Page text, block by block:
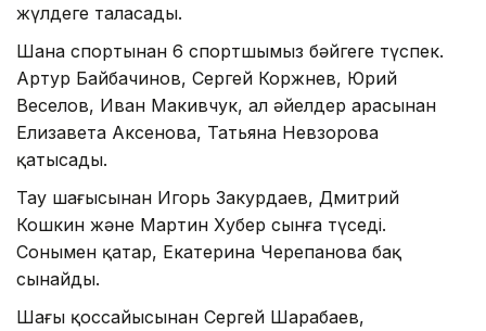
жүлдеге таласады.
Шана спортынан 6 спортшымыз бәйгеге түспек.
Артур Байбачинов, Сергей Коржнев, Юрий
Веселов, Иван Макивчук, ал әйелдер арасынан
Елизавета Аксенова, Татьяна Невзорова
қатысады.
Тау шаңғысынан Игорь Закурдаев, Дмитрий
Кошкин және Мартин Хубер сынға түседі.
Сонымен қатар, Екатерина Черепанова бақ
сынайды.
Шаңғы қоссайысынан Сергей Шарабаев,